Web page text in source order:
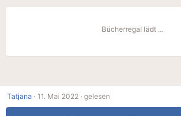
Bücherregal lädt …
Tatjana · 11. Mai 2022 · gelesen